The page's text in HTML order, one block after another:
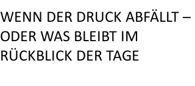
WENN DER DRUCK ABFÄLLT –
ODER WAS BLEIBT IM
RÜCKBLICK DER TAGE